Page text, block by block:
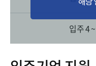
입주 4